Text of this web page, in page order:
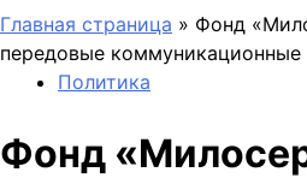
Главная страница » Фонд
передовые коммуникационные
Политика
Фонд